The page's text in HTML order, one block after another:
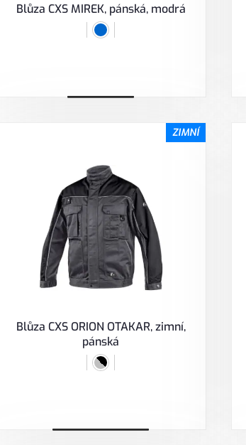
Blůza CXS MIREK, pánská, modrá
ZIMNÍ
Blůza CXS ORION OTAKAR, zimní,
pánská